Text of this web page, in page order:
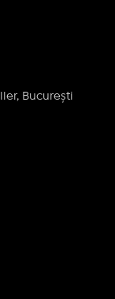
București